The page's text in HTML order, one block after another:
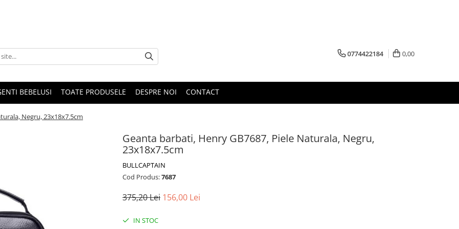
0774422184 0,00
BEBELUSI TOATE PRODUSELE DESPRE NOI CONTACT
Negru, 23x18x7.5cm
Geanta barbati, Henry GB7687, Piele Naturala, Negru,
23x18x7.5cm
BULLCAPTAIN
Cod Produs:7687
375,20 Lei 156,00 Lei
IN STOC